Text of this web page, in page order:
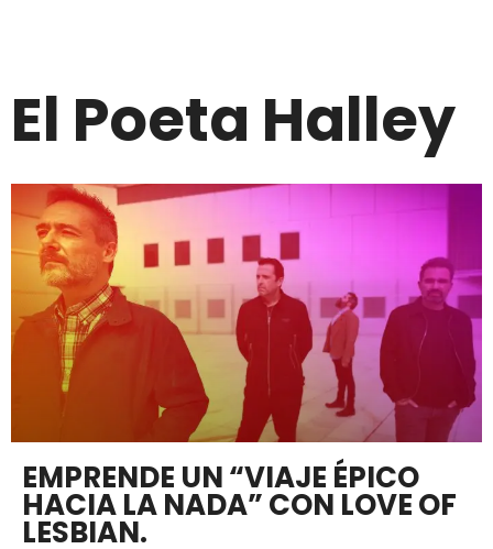
El Poeta Halley
EMPRENDE UN “VIAJE ÉPICO
HACIA LA NADA” CON LOVE OF
LESBIAN.